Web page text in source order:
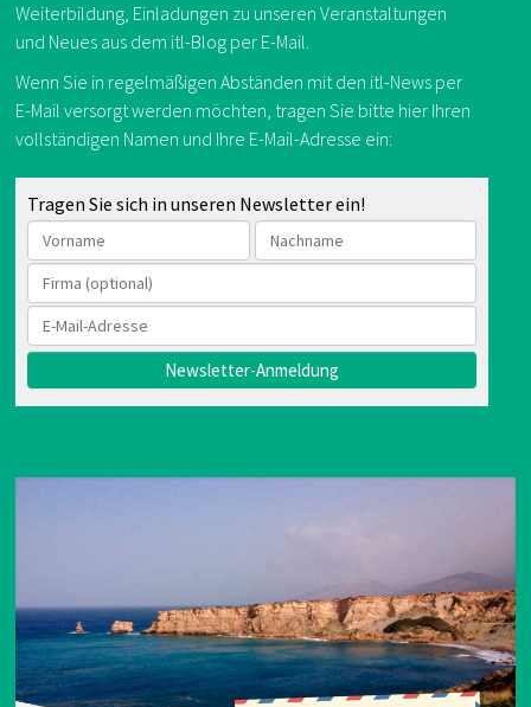
Weiterbildung, Einladungen zu unseren Veranstaltungen
und Neues aus dem itl-Blog per E-Mail.
Wenn Sie in regelmäßigen Abständen mit den itl-News per
E-Mail versorgt werden möchten, tragen Sie bitte hier Ihren
vollständigen Namen und Ihre E-Mail-Adresse ein:
Tragen Sie sich in unseren Newsletter ein!
Newsletter-Anmeldung